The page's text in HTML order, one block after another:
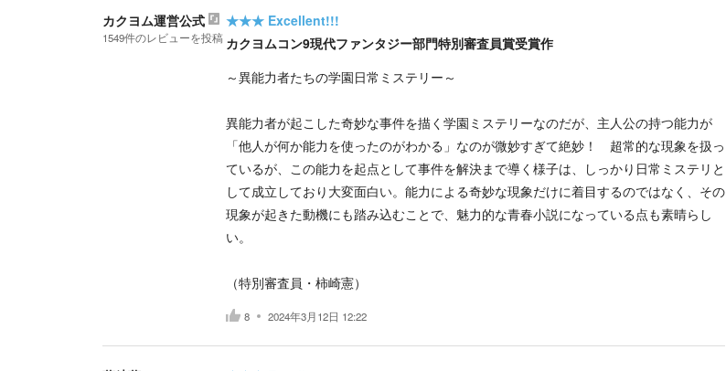
カクヨム運営公式
1549件のレビューを投稿
★★★ Excellent!!!
カクヨムコン9現代ファンタジー部門特別審査員賞受賞作
～異能力者たちの学園日常ミステリー～
異能力者が起こした奇妙な事件を描く学園ミステリーなのだが、主人公の持つ能力が
「他人が何か能力を使ったのがわかる」なのが微妙すぎて絶妙！ 超常的な現象を扱っ
ているが、この能力を起点として事件を解決まで導く様子は、しっかり日常ミステリと
して成立しており大変面白い。能力による奇妙な現象だけに着目するのではなく、その
現象が起きた動機にも踏み込むことで、魅力的な青春小説になっている点も素晴らし
い。
（特別審査員・柿崎憲）
8 2024年3月12日 12:22